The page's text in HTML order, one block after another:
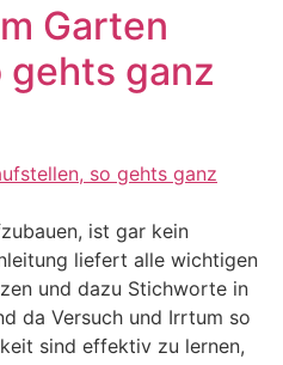
Garten
ganz
ist gar kein
liefert alle wichtigen
und dazu Stichworte in
da Versuch und Irrtum so
sind effektiv zu lernen,